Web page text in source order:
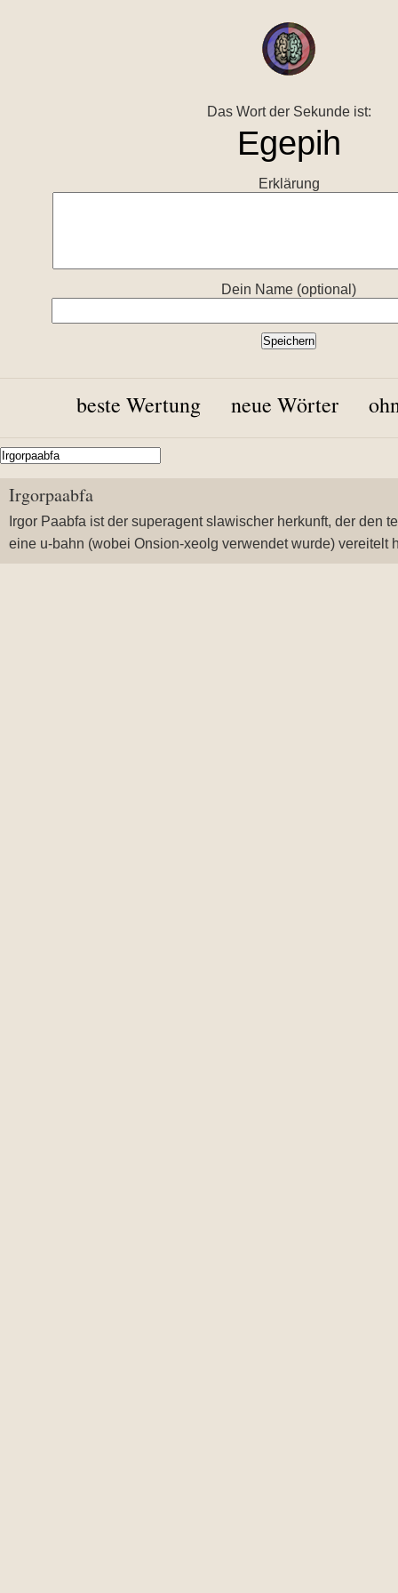
Das Wort der Sekunde ist:
Erklärung
Dein Name (optional)
beste Wertung neue Wörter
Irgorpaabfa
Irgor Paabfa ist der superagent slawischer herkunft, der den
eine u-bahn (wobei Onsion-xeolg verwendet wurde) vereitelt